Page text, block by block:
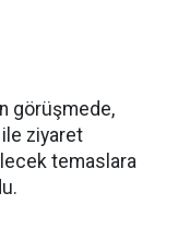
görüşmede,
ziyaret
temaslara